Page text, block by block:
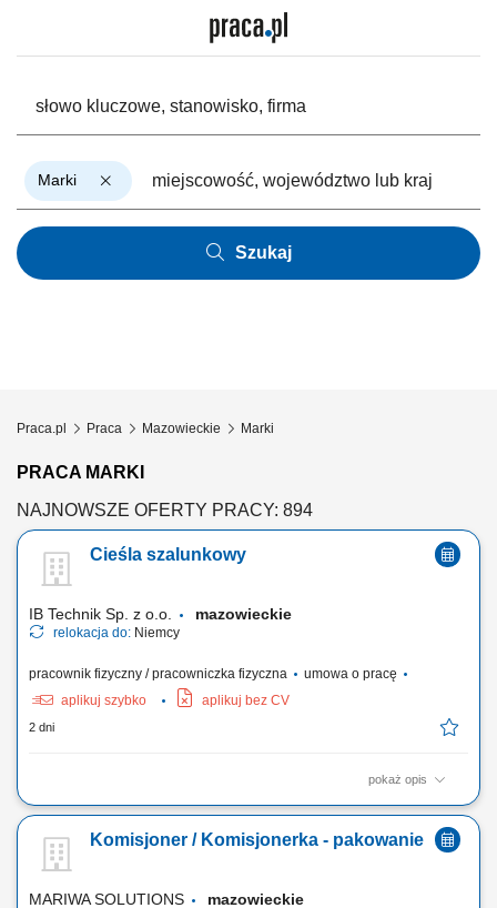
Marki
Szukaj
Praca.pl Praca Mazowieckie Marki
PRACA MARKI
NAJNOWSZE OFERTY PRACY: 894
Cieśla szalunkowy
IB Technik Sp. z o.o. mazowieckie
relokacja do: Niemcy
pracownik fizyczny / pracowniczka fizyczna
umowa o pracę
aplikuj szybko
aplikuj bez CV
2 dni
pokaż opis
Zadania: Wykonywanie konstrukcji żelbetowych w stanach surowych
Komisjoner / Komisjonerka - pakowanie
MARIWA SOLUTIONS mazowieckie